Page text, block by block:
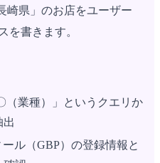
崎県」のお店をユーザー
を書きます。
（業種）」というクエリか
出
ル（GBP）の登録情報と